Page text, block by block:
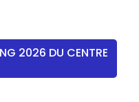
2026 DU CENTRE